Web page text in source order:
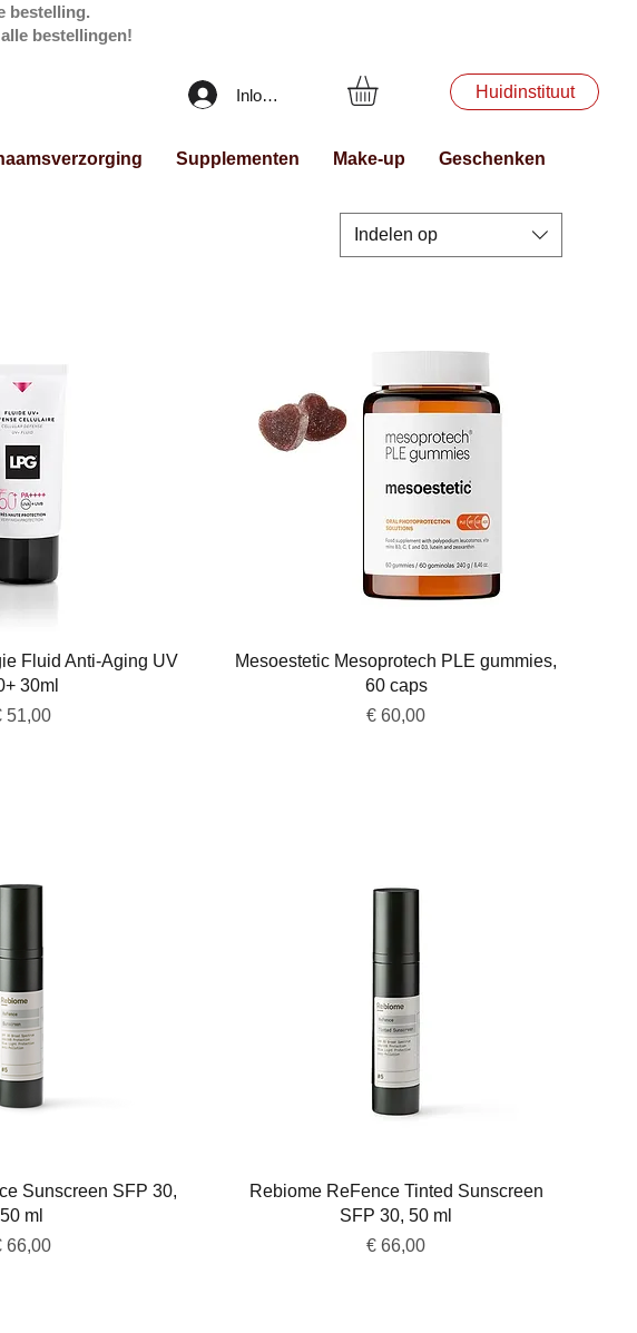
bestelling.
bestellingen!
Huidinstituut
Inloggen
Supplementen Make-up Geschenken
Indelen op
overzicht
Fluid Anti-Aging UV
30ml
51,00
Snel overzicht
Mesoestetic Mesoprotech PLE gummies,
60 caps
Prijs
€ 60,00
overzicht
Sunscreen SFP 30,
50 ml
66,00
Snel overzicht
Rebiome ReFence Tinted Sunscreen
SFP 30, 50 ml
Prijs
€ 66,00